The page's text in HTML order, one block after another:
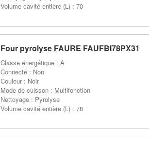
Volume cavité entière (L) : 70
Four pyrolyse FAURE FAUFBI78PX31
Classe énergétique : A
Connecté : Non
Couleur : Noir
Mode de cuisson : Multifonction
Nettoyage : Pyrolyse
Volume cavité entière (L) : 78